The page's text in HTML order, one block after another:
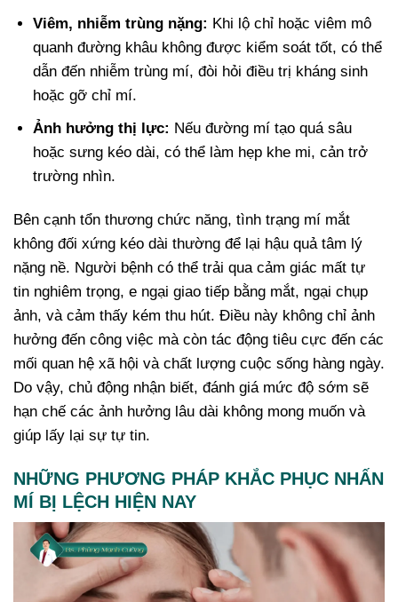
Viêm, nhiễm trùng nặng: Khi lộ chỉ hoặc viêm mô
quanh đường khâu không được kiểm soát tốt, có thể
dẫn đến nhiễm trùng mí, đòi hỏi điều trị kháng sinh
hoặc gỡ chỉ mí.
Ảnh hưởng thị lực: Nếu đường mí tạo quá sâu
hoặc sưng kéo dài, có thể làm hẹp khe mi, cản trở
trường nhìn.
Bên cạnh tổn thương chức năng, tình trạng mí mắt
không đối xứng kéo dài thường để lại hậu quả tâm lý
nặng nề. Người bệnh có thể trải qua cảm giác mất tự
tin nghiêm trọng, e ngại giao tiếp bằng mắt, ngại chụp
ảnh, và cảm thấy kém thu hút. Điều này không chỉ ảnh
hưởng đến công việc mà còn tác động tiêu cực đến các
mối quan hệ xã hội và chất lượng cuộc sống hàng ngày.
Do vậy, chủ động nhận biết, đánh giá mức độ sớm sẽ
hạn chế các ảnh hưởng lâu dài không mong muốn và
giúp lấy lại sự tự tin.
NHỮNG PHƯƠNG PHÁP KHẮC PHỤC NHẤN
MÍ BỊ LỆCH HIỆN NAY